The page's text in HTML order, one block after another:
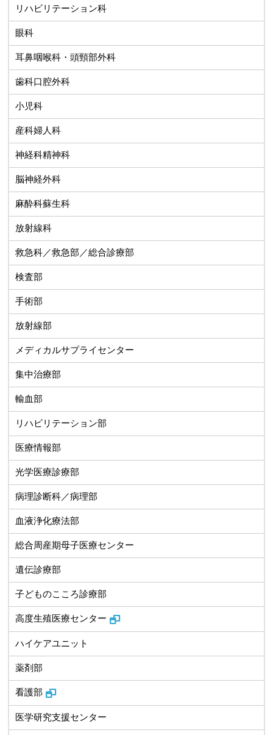
リハビリテーション科
眼科
耳鼻咽喉科・頭頸部外科
歯科口腔外科
小児科
産科婦人科
神経科精神科
脳神経外科
麻酔科蘇生科
放射線科
救急科／救急部／総合診療部
検査部
手術部
放射線部
メディカルサプライセンター
集中治療部
輸血部
リハビリテーション部
医療情報部
光学医療診療部
病理診断科／病理部
血液浄化療法部
総合周産期母子医療センター
遺伝診療部
子どものこころ診療部
高度生殖医療センター
ハイケアユニット
薬剤部
看護部
医学研究支援センター